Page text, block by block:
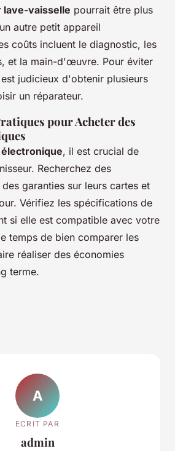
vaisselle pourrait être plus
autre petit appareil
coûts incluent le diagnostic, les
et la main-d'œuvre. Pour éviter
judicieux d'obtenir plusieurs
un réparateur.
pour Acheter des
, il est crucial de
Recherchez des
garanties sur leurs cartes et
Vérifiez les spécifications de
si elle est compatible avec votre
temps de bien comparer les
réaliser des économies
terme.
A
ECRIT PAR
admin